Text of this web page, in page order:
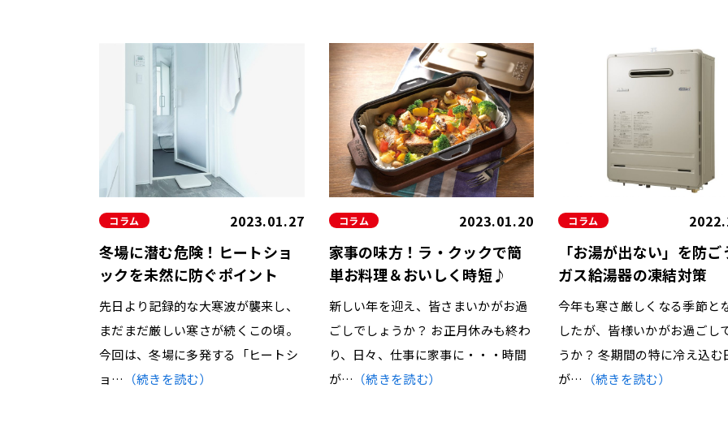
冬場に潜む危険！ヒートショ
ックを未然に防ぐポイント
コラム 2023.01.27
先日より記録的な大寒波が襲来し、
まだまだ厳しい寒さが続くこの頃。
今回は、冬場に多発する「ヒートシ
ョ…
（続きを読む）
家事の味方！ラ・クックで簡
単お料理＆おいしく時短♪
コラム 2023.01.20
新しい年を迎え、皆さまいかがお過
ごしでしょうか？ お正月休みも終わ
り、日々、仕事に家事に・・・時間
が… （続きを読む）
「お湯が出ない」を防ご
ガス給湯器の凍結対策
コラム
今年も寒さ厳しくなる季節と
したが、皆様いかがお過ごし
うか？ 冬期間の特に冷え込む
が…
（続きを読む）